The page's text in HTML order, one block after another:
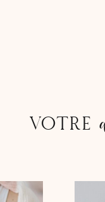
VOTRE